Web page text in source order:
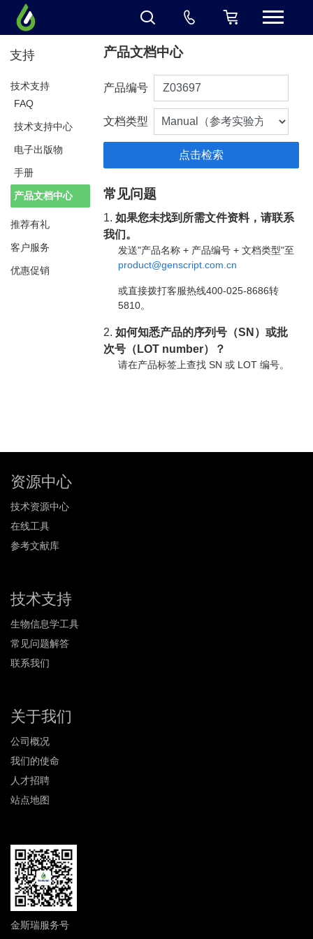
支持
技术支持
FAQ
技术支持中心
电子出版物
手册
产品文档中心
推荐有礼
客户服务
优惠促销
产品文档中心
产品编号
文档类型
常见问题
1.如果您未找到所需文件资料，请联系
我们。
发送"产品名称 + 产品编号 + 文档类型"至
product@genscript.com.cn
或直接拨打客服热线400-025-8686转
5810。
2.如何知悉产品的序列号（SN）或批
次号（LOT number）？
请在产品标签上查找 SN 或 LOT 编号。
资源中心
技术资源中心
在线工具
参考文献库
技术支持
生物信息学工具
常见问题解答
联系我们
关于我们
公司概况
我们的使命
人才招聘
站点地图
金斯瑞服务号